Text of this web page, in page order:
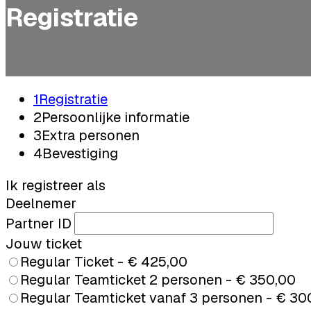
Registratie
1Registratie
2Persoonlijke informatie
3Extra personen
4Bevestiging
Ik registreer als
Deelnemer
Partner ID
Jouw ticket
Regular Ticket - € 425,00
Regular Teamticket 2 personen - € 350,00
Regular Teamticket vanaf 3 personen - €